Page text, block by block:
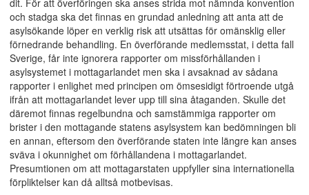
dit. För att överföringen ska anses strida mot nämnda konvention
och stadga ska det finnas en grundad anledning att anta att de
asylsökande löper en verklig risk att utsättas för omänsklig eller
förnedrande behandling. En överförande medlemsstat, i detta fall
Sverige, får inte ignorera rapporter om missförhållanden i
asylsystemet i mottagarlandet men ska i avsaknad av sådana
rapporter i enlighet med principen om ömsesidigt förtroende utgå
ifrån att mottagarlandet lever upp till sina åtaganden. Skulle det
däremot finnas regelbundna och samstämmiga rapporter om
brister i den mottagande statens asylsystem kan bedömningen bli
en annan, eftersom den överförande staten inte längre kan anses
sväva i okunnighet om förhållandena i mottagarlandet.
Presumtionen om att mottagarstaten uppfyller sina internationella
förpliktelser kan då alltså motbevisas.